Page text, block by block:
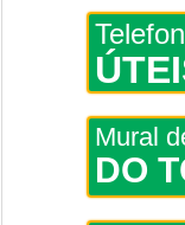
Mural
DO